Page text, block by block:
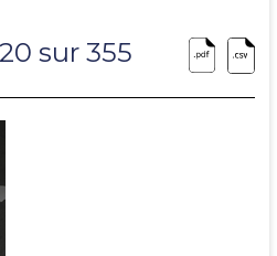
sur 355